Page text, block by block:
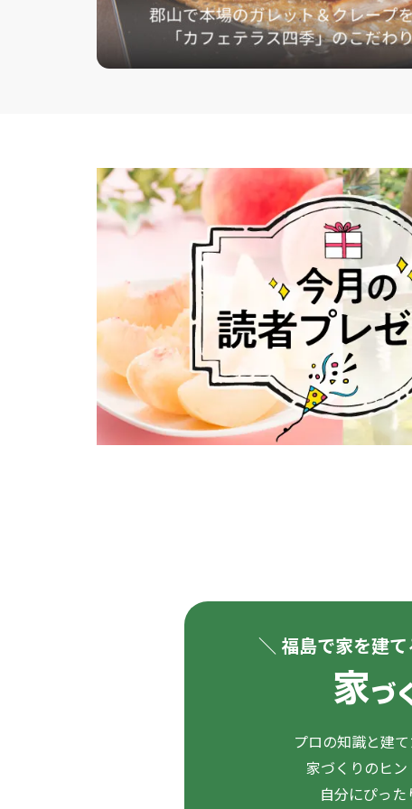
＼ 福島で家を建
プロの知識と建
家づくりのヒン
自分にぴった